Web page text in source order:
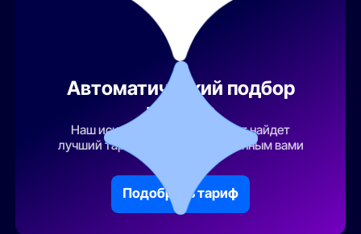
Автоматический подбор
тарифа
Наш искусственный интеллект найдет
лучший тарифный план по указанным вами
Подобрать тариф